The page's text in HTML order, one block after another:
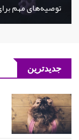
توصیه‌های مهم
جدیدترین